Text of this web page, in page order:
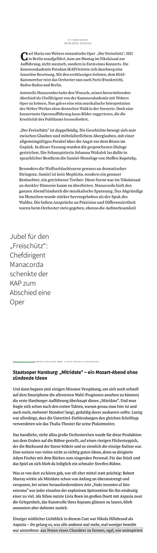
Jubel für den
„Freischütz“:
Chefdirigent
Manacorda
schenkte der
KAP zum
Abschied eine
Oper